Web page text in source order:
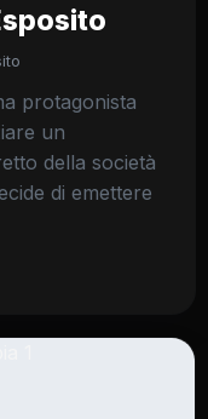
protagonista
un
della società
di emettere